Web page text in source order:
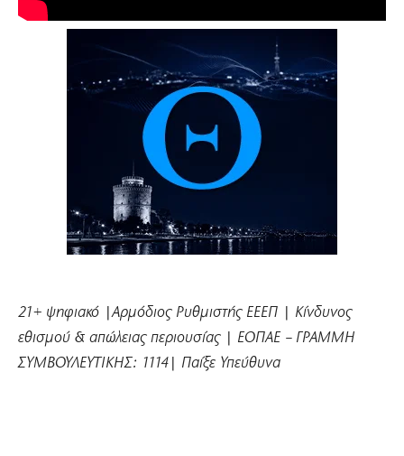
21+ ψηφιακό |Αρμόδιος Ρυθμιστής ΕΕΕΠ | Κίνδυνος
εθισμού & απώλειας περιουσίας | ΕΟΠΑΕ – ΓΡΑΜΜΗ
ΣΥΜΒΟΥΛΕΥΤΙΚΗΣ: 1114| Παίξε Υπεύθυνα